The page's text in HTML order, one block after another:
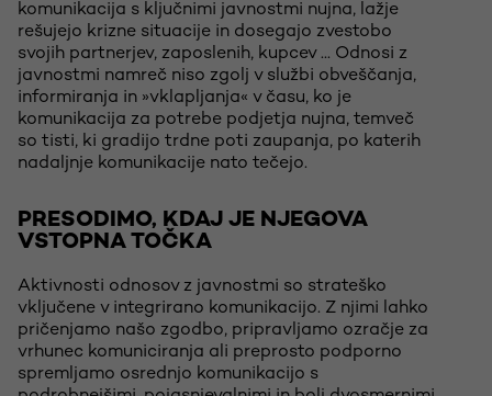
komunikacija s ključnimi javnostmi nujna, lažje
rešujejo krizne situacije in dosegajo zvestobo
svojih partnerjev, zaposlenih, kupcev ... Odnosi z
javnostmi namreč niso zgolj v službi obveščanja,
informiranja in »vklapljanja« v času, ko je
komunikacija za potrebe podjetja nujna, temveč
so tisti, ki gradijo trdne poti zaupanja, po katerih
nadaljnje komunikacije nato tečejo.
PRESODIMO, KDAJ JE NJEGOVA
VSTOPNA TOČKA
Aktivnosti odnosov z javnostmi so strateško
vključene v integrirano komunikacijo. Z njimi lahko
pričenjamo našo zgodbo, pripravljamo ozračje za
vrhunec komuniciranja ali preprosto podporno
spremljamo osrednjo komunikacijo s